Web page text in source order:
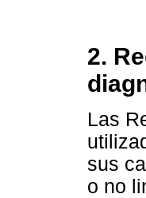
2.
Las
sus
o no